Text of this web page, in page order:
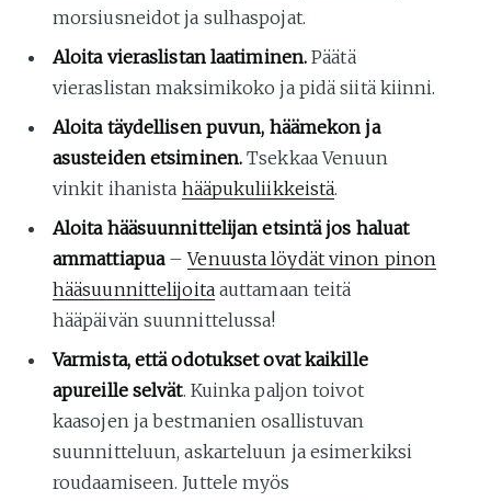
morsiusneidot ja sulhaspojat.
Aloita vieraslistan laatiminen.Päätä
vieraslistan maksimikoko ja pidä siitä kiinni.
Aloita täydellisen puvun, häämekon ja
asusteiden etsiminen.Tsekkaa Venuun
vinkit ihanista hääpukuliikkeistä.
Aloita hääsuunnittelijan etsintä jos haluat
ammattiapua –Venuusta löydät vinon pinon
hääsuunnittelijoitaauttamaan teitä
hääpäivän suunnittelussa!
Varmista, että odotukset ovat kaikille
apureille selvät. Kuinka paljon toivot
kaasojen ja bestmanien osallistuvan
suunnitteluun, askarteluun ja esimerkiksi
roudaamiseen. Juttele myös